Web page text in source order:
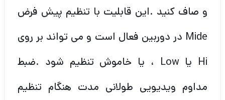
و صاف کنید .این قابلیت با تنظیم پیش فرض
Mide در دوربین فعال است و می تواند بر روی
Hi یا Low ، یا خاموش تنظیم شود .ضبط
مداوم ویدیویی طولانی مدت هنگام تنظیم